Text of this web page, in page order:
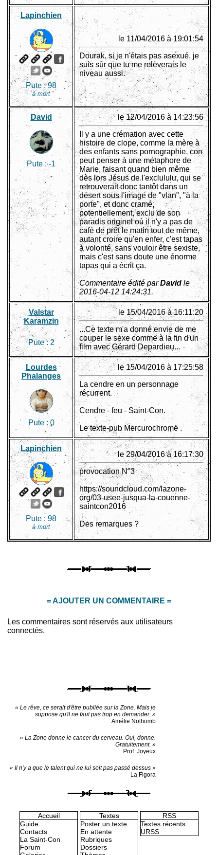
Lapinchien
Pute :98
à mort
le 11/04/2016 à 19:01:54
Dourak, si je n'étais pas asexué, je
suis sûr que tu me relèverais le
niveau aussi.
David
Pute :-1
le 12/04/2016 à 14:23:56
Il y a une crémation avec cette
histoire de clope, comme la mère à
des enfants sans pornographie, con
peut penser à une métaphore de
Marie, faisant quand bien même
dès lors Jésus de l'exclululu, qui se
retrouverait donc tantôt dans un
désert sous l'image de "vlan", "à la
porte", et donc cramé,
potentiellement, exclu de son
paradis originel où il n'y a pas de
café de prêt le matin tout de même,
autant croire qu'en enfer, c'est tapas
à volonté, sans vouloir être sexiste,
mais c'est sans doute une énorme
tapas qui a écrit ça.
Commentaire édité parDavid le
2016-04-12 14:24:31.
Valstar
Karamzin
Pute : 2
le 15/04/2016 à 16:11:20
...Ce texte m'a donné envie de me
couper le sexe comme à la fin d'un
film avec Gérard Depardieu...
Lourdes
Phalanges
Pute : 0
le 15/04/2016 à 17:25:58
La cendre en un personnage
récurrent.
Cendre - feu - Saint-Con.
Le texte-pub Mercurochrome .
Lapinchien
Pute : 98
à mort
le 29/04/2016 à 16:17:30
provocation N°3
https://soundcloud.com/lazone-
org/03-usee-jusqua-la-couenne-
saintcon2016
Des remarques ?
= AJOUTER UN COMMENTAIRE =
Les commentaires sont réservés aux utilisateurs
connectés.
« Le rêve, ce serait d'être publiée sur la Zone. Mais je
suppose qu'il ne faut pas trop en demander. »
Amélie Nothomb
« La Zone donne le cancer du cerveau. Oui, donne.
Gratuitement. »
Prof. Joyeux
« Il n'y a que le talent qui ne lui soit pas passé dessus »
La Figora
Accueil
Guide
Contacts
La Saint-Con
Forum
Textes
Poster un texte
En attente
Rubriques
Dossiers
RSS
Textes récents
URSS